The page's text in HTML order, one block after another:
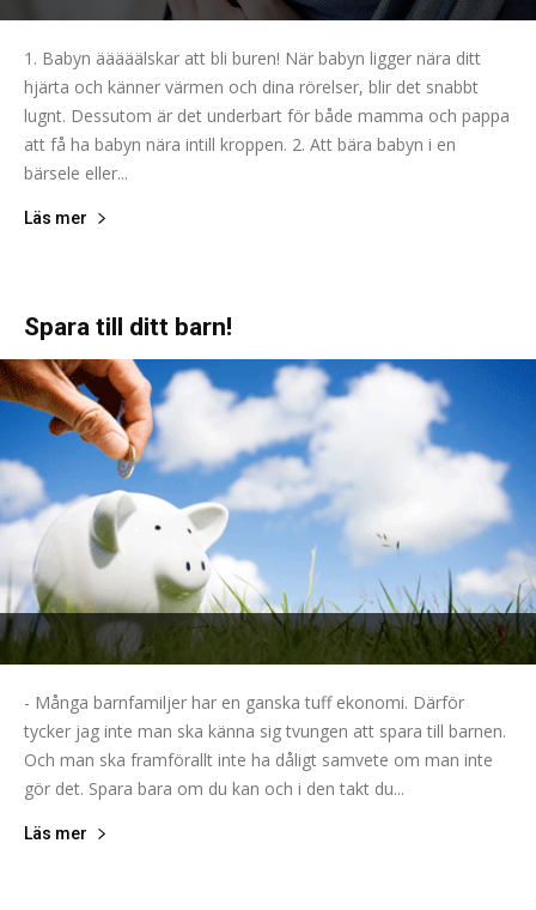
1. Babyn ääääälskar att bli buren! När babyn ligger nära ditt
hjärta och känner värmen och dina rörelser, blir det snabbt
lugnt. Dessutom är det underbart för både mamma och pappa
att få ha babyn nära intill kroppen. 2. Att bära babyn i en
bärsele eller...
Läs mer
Spara till ditt barn!
- Många barnfamiljer har en ganska tuff ekonomi. Därför
tycker jag inte man ska känna sig tvungen att spara till barnen.
Och man ska framförallt inte ha dåligt samvete om man inte
gör det. Spara bara om du kan och i den takt du...
Läs mer